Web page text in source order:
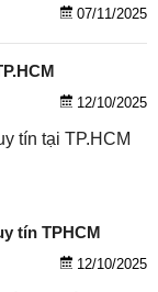
07/11/2025
12/10/2025
tín tại TP.HCM
tín TPHCM
12/10/2025